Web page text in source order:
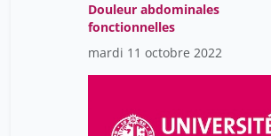
Douleur abdominales
fonctionnelles
mardi 11 octobre 2022